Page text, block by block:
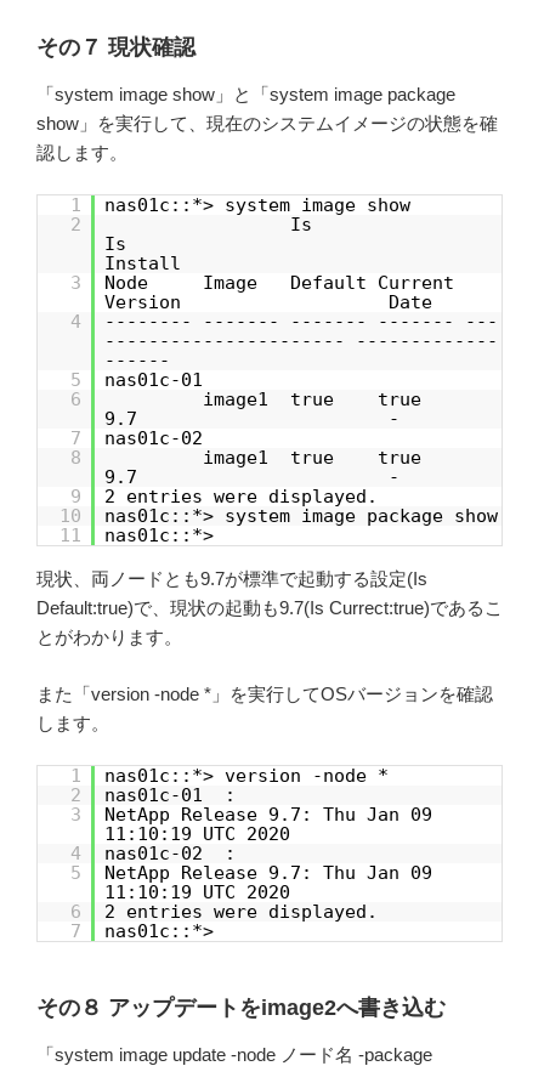
その７ 現状確認
「system image show」と「system image package
show」を実行して、現在のシステムイメージの状態を確
認します。
1
nas01c::*> system image show
2
Is
Is
Install
3
Node Image Default Current
Version Date
4
-------- ------- ------- ------- ---
---------------------- -------------
------
5
nas01c-01
6
image1 true true
9.7 -
7
nas01c-02
8
image1 true true
9.7 -
9
2 entries were displayed.
10
nas01c::*> system image package show
11
nas01c::*>
現状、両ノードとも9.7が標準で起動する設定(Is
Default:true)で、現状の起動も9.7(Is Currect:true)であるこ
とがわかります。
また「version -node *」を実行してOSバージョンを確認
します。
1
nas01c::*> version -node *
2
nas01c-01 :
3
NetApp Release 9.7: Thu Jan 09
11:10:19 UTC 2020
4
nas01c-02 :
5
NetApp Release 9.7: Thu Jan 09
11:10:19 UTC 2020
6
2 entries were displayed.
7
nas01c::*>
その８ アップデートをimage2へ書き込む
「system image update -node ノード名 -package